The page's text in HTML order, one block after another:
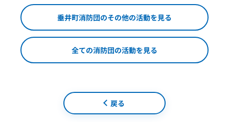
垂井町消防団のその他の活動を見る
全ての消防団の活動を見る
戻る